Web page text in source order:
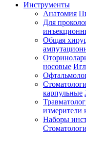
Инструменты
Анатомия
Для
Общая
носовые
карпульные
измерители
Наборы